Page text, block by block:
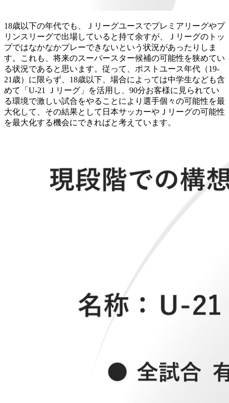
18歳以下の年代でも、Ｊリーグユースでプレミアリーグやプ
リンスリーグで出場していると持て余すが、Ｊリーグのトッ
プではなかなかプレーできないという状況があったりしま
す。これも、将来のスーパースター候補の可能性を狭めてい
る状況であると思います。従って、ポストユース年代（19-
21歳）に限らず、18歳以下、場合によっては中学生なども含
めて「U-21 Ｊリーグ」を活用し、90分お客様に見られてい
る環境で激しい試合をやることにより選手個々の可能性を最
大化して、その結果として日本サッカーやＪリーグの可能性
を最大化する機会にできればと考えています。